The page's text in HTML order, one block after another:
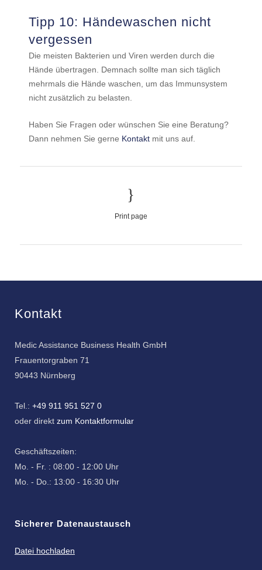
Tipp 10: Händewaschen nicht
vergessen
Die meisten Bakterien und Viren werden durch die
Hände übertragen. Demnach sollte man sich täglich
mehrmals die Hände waschen, um das Immunsystem
nicht zusätzlich zu belasten.
Haben Sie Fragen oder wünschen Sie eine Beratung?
Dann nehmen Sie gerne Kontaktmit uns auf.
Print page
Kontakt
Medic Assistance Business Health GmbH
Frauentorgraben 71
90443 Nürnberg
Tel.: +49 911 951 527 0
oder direkt zum Kontaktformular
Geschäftszeiten:
Mo. - Fr. : 08:00 - 12:00 Uhr
Mo. - Do.: 13:00 - 16:30 Uhr
Sicherer Datenaustausch
Datei hochladen